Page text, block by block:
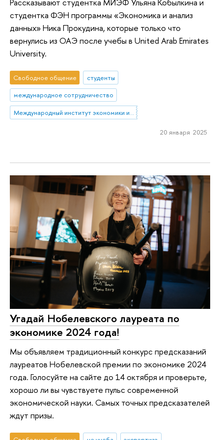
Рассказывают студентка МИЭФ Ульяна Кобылкина и
студентка ФЭН программы «Экономика и анализ
данных» Ника Прокудина, которые только что
вернулись из ОАЭ после учебы в United Arab Emirates
University.
Свободное общение
студенты
международное сотрудничество
Международный институт экономики и финансов
20 января 2025
Угадай Нобелевского лауреата по
экономике 2024 года!
Мы объявляем традиционный конкурс предсказаний
лауреатов Нобелевской премии по экономике 2024
года. Голосуйте на сайте до 14 октября и проверьте,
хорошо ли вы чувствуете пульс современной
экономической науки. Самых точных предсказателей
ждут призы.